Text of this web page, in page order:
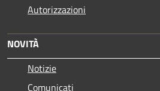
Autorizzazioni
NOVITÀ
Notizie
Comunicati